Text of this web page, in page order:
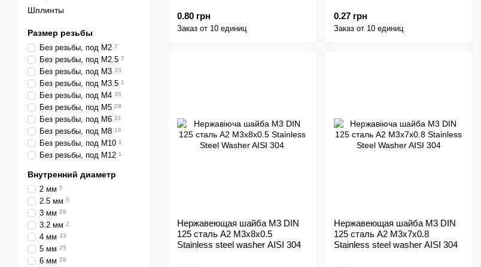
0.80 грн
Заказ от 10 единиц
0.27 грн
Заказ от 10 единиц
Нержавеющая шайба M3 DIN
125 сталь A2 M3x8x0.5
Stainless steel washer AISI 304
Нержавеющая шайба M3 DIN
125 сталь A2 M3x7x0.8
Stainless steel washer AISI 304
Шплинты
Размер резьбы
Без резьбы, под М2 7
Без резьбы, под М2.5 7
Без резьбы, под М3 33
Без резьбы, под М3.5 1
Без резьбы, под М4 36
Без резьбы, под М5 28
Без резьбы, под М6 31
Без резьбы, под М8 16
Без резьбы, под М10 1
Без резьбы, под М12 1
Внутренний диаметр
2 мм 5
2.5 мм 5
3 мм 28
3.2 мм 2
4 мм 33
5 мм 25
6 мм 28